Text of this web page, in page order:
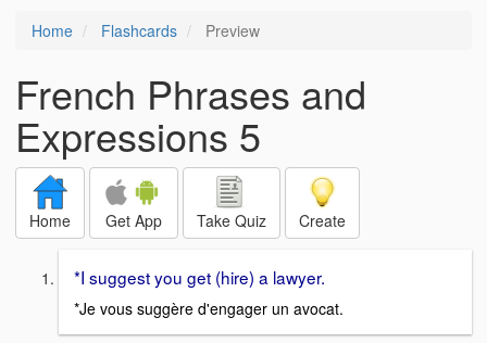
Home Flashcards Preview
French Phrases and
Expressions 5
Home Get App Take Quiz Create
*I suggest you get (hire) a lawyer.
*Je vous suggère d'engager un avocat.